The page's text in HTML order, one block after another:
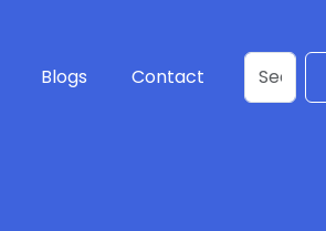
Blogs Contact